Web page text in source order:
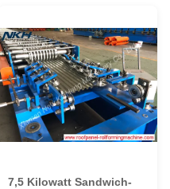
7,5 Kilowatt Sandwich-